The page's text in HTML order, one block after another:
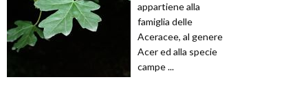
appartiene alla
famiglia delle
Aceracee, al genere
Acer ed alla specie
campe ...